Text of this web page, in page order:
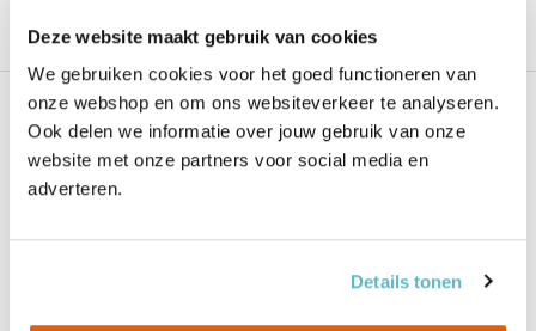
Deze website maakt gebruik van cookies
We gebruiken cookies voor het goed functioneren van
onze webshop en om ons websiteverkeer te analyseren.
Ook delen we informatie over jouw gebruik van onze
website met onze partners voor social media en
adverteren.
Details tonen
€ 39,08 / m2 excl. BTW
24mm FORTODECK berken betonplex
donkerbruin antislip geweven
Kleur: Donkerbruin
Zakelijk? Log in voor toegang tot uw